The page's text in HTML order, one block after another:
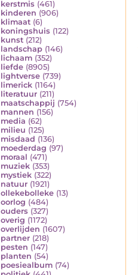
kerstmis (461)
kinderen (906)
klimaat (6)
koningshuis (122)
kunst (212)
landschap (146)
lichaam (352)
liefde (8905)
lightverse (739)
limerick (1164)
literatuur (211)
maatschappij (754)
mannen (156)
media (62)
milieu (125)
misdaad (136)
moederdag (97)
moraal (471)
muziek (353)
mystiek (322)
natuur (1921)
ollekebolleke (13)
oorlog (484)
ouders (327)
overig (1172)
overlijden (1607)
partner (218)
pesten (147)
planten (54)
poesiealbum (74)